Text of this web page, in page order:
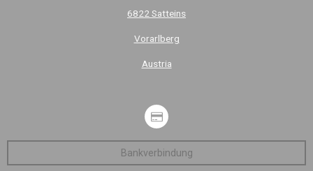
6822 Satteins
Vorarlberg
Austria
Bankverbindung